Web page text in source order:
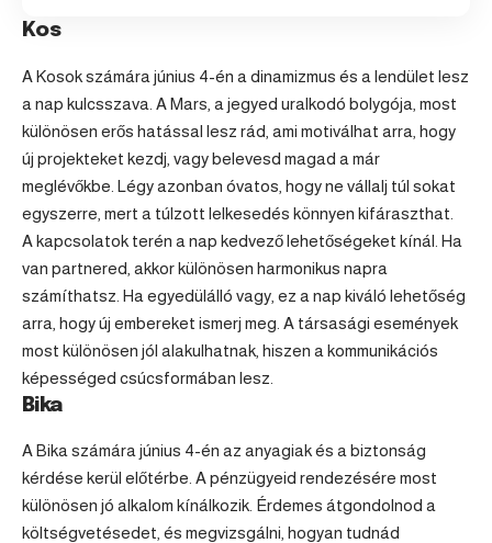
Kos
A Kosok számára június 4-én a dinamizmus és a lendület lesz
a nap kulcsszava. A Mars, a jegyed uralkodó bolygója, most
különösen erős hatással lesz rád, ami motiválhat arra, hogy
új projekteket kezdj, vagy belevesd magad a már
meglévőkbe. Légy azonban óvatos, hogy ne vállalj túl sokat
egyszerre, mert a túlzott lelkesedés könnyen kifáraszthat.
A kapcsolatok terén a nap kedvező lehetőségeket kínál. Ha
van partnered, akkor különösen harmonikus napra
számíthatsz. Ha egyedülálló vagy, ez a nap kiváló lehetőség
arra, hogy új embereket ismerj meg. A társasági események
most különösen jól alakulhatnak, hiszen a kommunikációs
képességed csúcsformában lesz.
Bika
A Bika számára június 4-én az anyagiak és a biztonság
kérdése kerül előtérbe. A pénzügyeid rendezésére most
különösen jó alkalom kínálkozik. Érdemes átgondolnod a
költségvetésedet, és megvizsgálni, hogyan tudnád